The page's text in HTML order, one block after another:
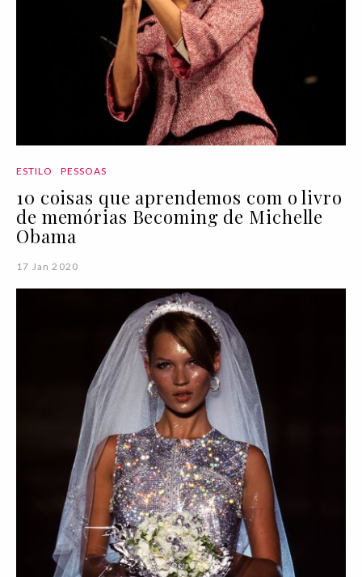
ESTILO PESSOAS
10 coisas que aprendemos com o livro
de memórias Becoming de Michelle
Obama
17 Jan 2020